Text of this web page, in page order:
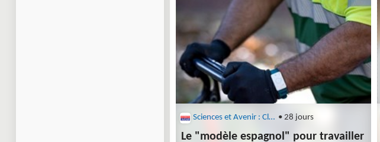
Sciences et Avenir : Climat • 28 jours
Le "modèle espagnol" pour travailler